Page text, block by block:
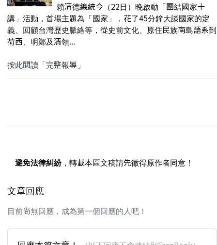
賴清德總統今（22日）晚啟動「團結國家十
講」活動，首場主題為「國家」，花了45分鐘大談國家的定
義、回顧台灣歷史脈絡等，從史前文化、原住民族南島語系到
荷西、明鄭及清領...
按此閱讀「完整報導」
避免法律糾紛，轉載本區文稿請先徵得原作者同意！
文章回應
目前尚無回應，成為第一個回應的人吧！